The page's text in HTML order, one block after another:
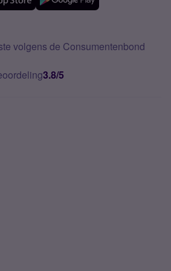
volgens de Consumentenbond
3.8/5